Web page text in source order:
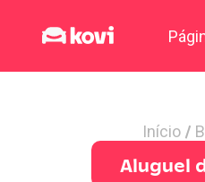
Início
Aluguel